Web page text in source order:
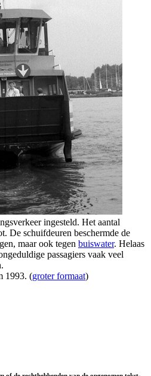
ingesteld. Het aantal
De schuifdeuren beschermde de
maar ook tegen buiswater. Helaas
passagiers vaak veel
1993. (groter formaat)